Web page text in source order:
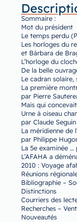
Sommaire :
Mot du président
Le temps perdu
Les horloges du
et Bárbara de
L’horloge du
De la belle
Le cadran
La première
par Pierre
Mais qui
Urne à oiseau
par Claude Seguin
La méridienne de
par Philippe
La 5e examinée
L’AFAHA a
2010 : Voyage
Réunions
Bibliographie –
Distinctions
Courriers des
Recherches –
Nouveautés